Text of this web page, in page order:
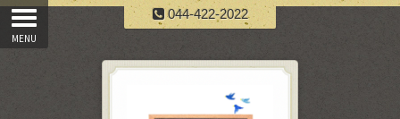
044-422-2022